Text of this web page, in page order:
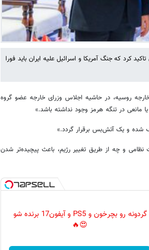
کرد که جنگ آمریکا و اسرائیل علیه ایران باید فورا
خارجه روسیه، در حاشیه اجلاس وزرای خارجه عضو گروه
در تنگه هرمز وجود نداشته باشد.»
شده و یک آتش‌بس برقرار گردد.»
و چه از طریق تغییر رژیم، باعث پیچیده‌تر شدن
گردونه رو بچرخون و PS5 و آیفون17 برنده شو
😍🔥